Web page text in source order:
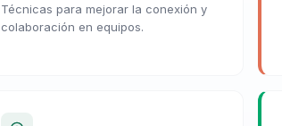
Técnicas para mejorar la conexión y
colaboración en equipos.